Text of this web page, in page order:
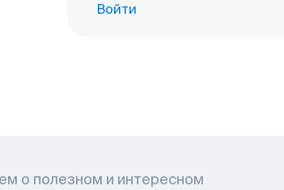
Войти
о полезном и интересном